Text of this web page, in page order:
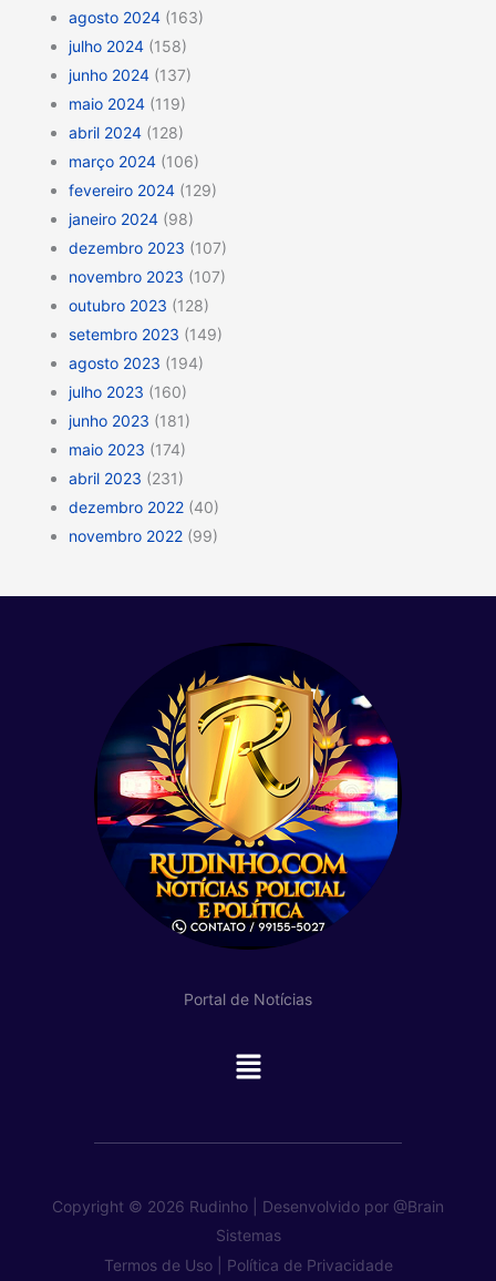
agosto 2024 (163)
julho 2024 (158)
junho 2024 (137)
maio 2024 (119)
abril 2024 (128)
março 2024 (106)
fevereiro 2024 (129)
janeiro 2024 (98)
dezembro 2023 (107)
novembro 2023 (107)
outubro 2023 (128)
setembro 2023 (149)
agosto 2023 (194)
julho 2023 (160)
junho 2023 (181)
maio 2023 (174)
abril 2023 (231)
dezembro 2022 (40)
novembro 2022 (99)
Portal de Notícias
Main
Copyright © 2026 Rudinho | Desenvolvido por @Brain
Sistemas
Termos de Uso |
Política de Privacidade